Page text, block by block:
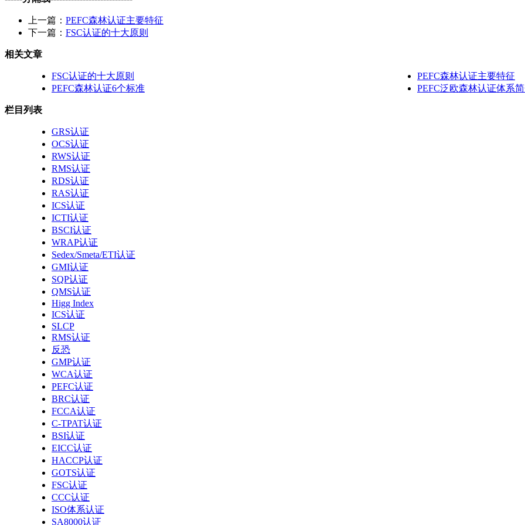
上一篇： PEFC森林认证主要特征
下一篇： FSC认证的十大原则
相关文章
FSC认证的十大原则
PEFC森林认证主要特征
PEFC森林认证6个标准
PEFC泛欧森林认证体系
栏目列表
GRS认证
OCS认证
RWS认证
RMS认证
RDS认证
RAS认证
ICS认证
ICTI认证
BSCI认证
WRAP认证
Sedex/Smeta/ETI认证
GMI认证
SQP认证
QMS认证
Higg Index
ICS认证
SLCP
RMS认证
反恐
GMP认证
WCA认证
PEFC认证
BRC认证
FCCA认证
C-TPAT认证
BSI认证
EICC认证
HACCP认证
GOTS认证
FSC认证
CCC认证
ISO体系认证
SA8000认证